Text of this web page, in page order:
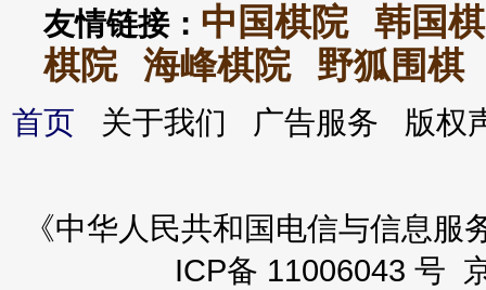
友情链接： 中国棋院
韩国
棋院
海峰棋院 野狐围棋
首页 关于我们 广告服务 版
《中华人民共和国电信与信息
ICP备 11006043 号